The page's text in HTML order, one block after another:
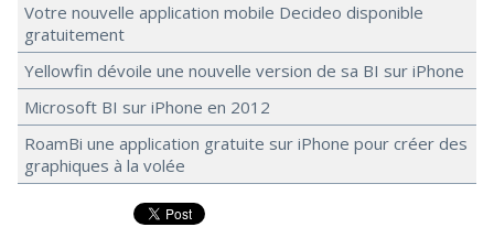
Votre nouvelle application mobile Decideo disponible
gratuitement
Yellowfin dévoile une nouvelle version de sa BI sur iPhone
Microsoft BI sur iPhone en 2012
RoamBi une application gratuite sur iPhone pour créer des
graphiques à la volée